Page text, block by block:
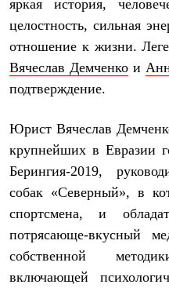
Штормовая одежда
Куртки
Брюки
Куртки
Брюки
Брюки
Жилеты
Термобелье
Теплое термобелье
Среднее термобелье
Лёгкая одежда
Футболки
Рубашки
Брюки
яркая история,
целостность, сильная
отношение к жизни.
Вячеслав Демченко и
подтверждение.
Юрист Вячеслав
крупнейших в Евразии
Берингия-2019,
собак «Северный», в
спортсмена, и
потрясающе-вкусный
собственной
включающей